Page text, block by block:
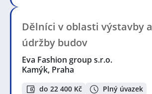
Dělníci v oblasti výstavby a
údržby budov
Eva Fashion group s.r.o.
Kamýk, Praha
do 22 400 Kč
Plný úvazek